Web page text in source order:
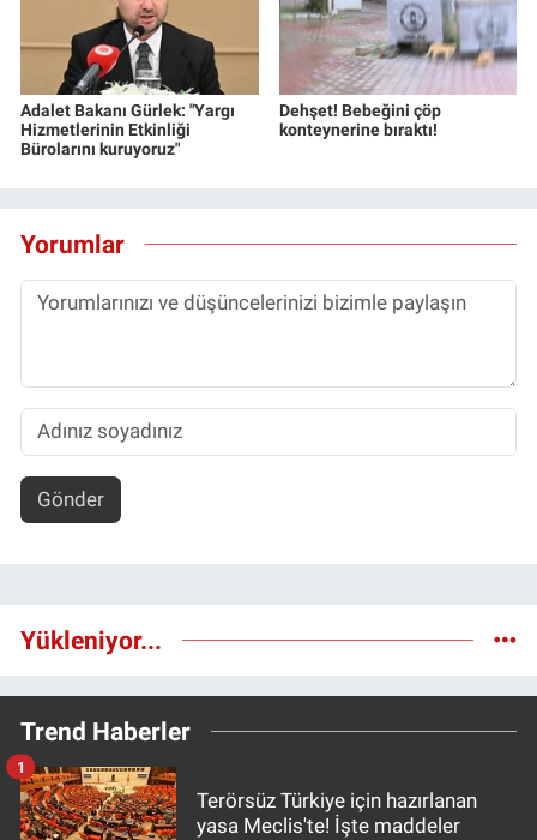
Adalet Bakanı Gürlek: "Yargı
Hizmetlerinin Etkinliği
Bürolarını kuruyoruz"
Dehşet! Bebeğini çöp
konteynerine bıraktı!
Yorumlar
Gönder
Yükleniyor...
Trend Haberler
Terörsüz Türkiye için hazırlanan
yasa Meclis'te! İşte maddeler
1